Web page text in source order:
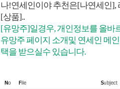
나!연세인이야 추천은[나연세인],
[상품]..
[유망주]일경우, 개인정보를 올바
유망주 페이지 소개및 연세인 메
택을 받으실수 있습니다.